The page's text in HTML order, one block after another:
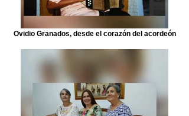
Ovidio Granados, desde el corazón del acordeón